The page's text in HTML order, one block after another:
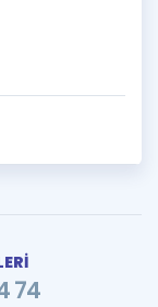
74